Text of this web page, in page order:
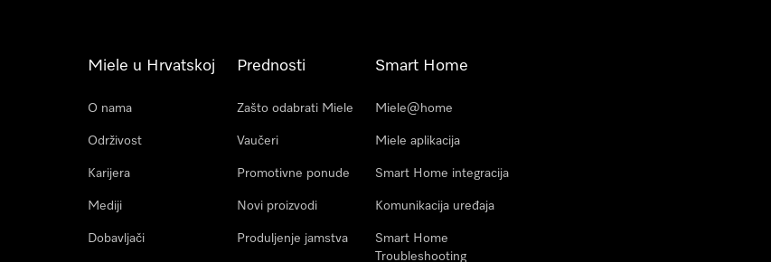
Miele u Hrvatskoj
O nama
Održivost
Karijera
Mediji
Dobavljači
Prednosti
Zašto odabrati Miele
Vaučeri
Promotivne ponude
Novi proizvodi
Produljenje jamstva
Smart Home
Miele@home
Miele aplikacija
Smart Home integracija
Komunikacija uređaja
Smart Home
Troubleshooting